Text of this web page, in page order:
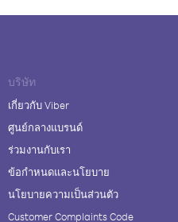
บริษัท
เกี่ยวกับ Viber
ศูนย์กลางแบรนด์
ร่วมงานกับเรา
ข้อกำหนดและนโยบาย
นโยบายความเป็นส่วนตัว
Customer Complaints Code